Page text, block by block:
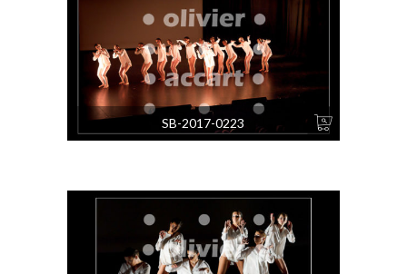
SB-2017-0223